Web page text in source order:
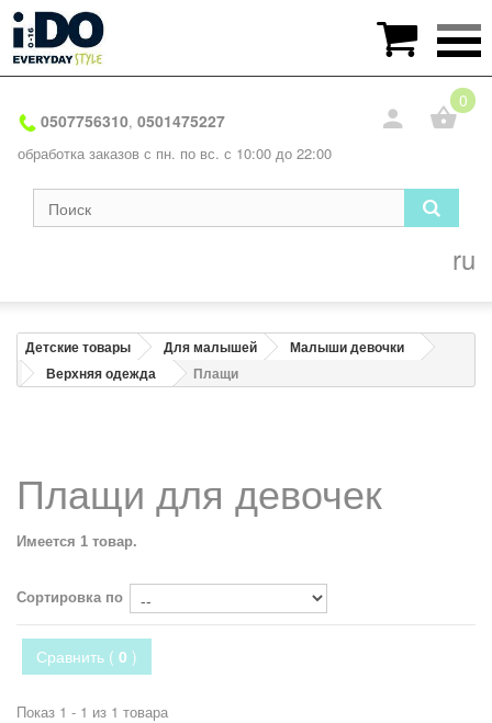
0507756310, 0501475227
обработка заказов с пн. по вс. с 10:00 до 22:00
0
ru
Детские товары Для малышей
Малыши девочки
Верхняя одежда
Плащи
Плащи для девочек
Имеется 1 товар.
Сортировка по
Сравнить ( 0 )
Показ 1 - 1 из 1 товара
